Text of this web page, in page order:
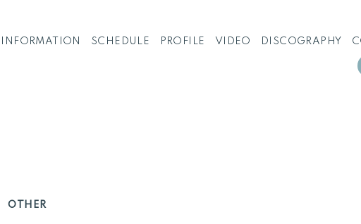
INFORMATION SCHEDULE PROFILE VIDEO DISCOGRAPHY
OTHER